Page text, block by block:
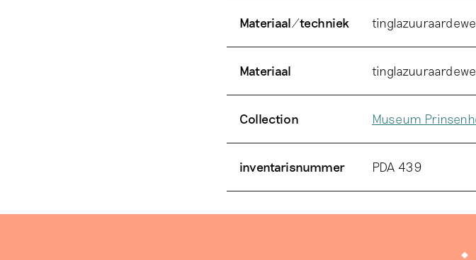
Materiaal/techniek
Materiaal
Collection Museum
inventarisnummer PDA 439